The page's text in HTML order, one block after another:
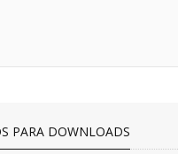
PARA DOWNLOADS